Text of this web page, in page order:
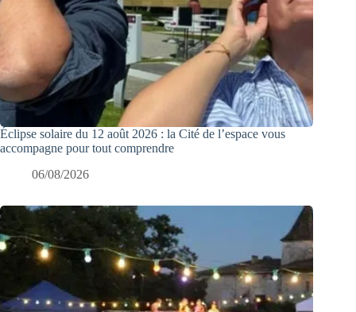
Éclipse solaire du 12 août 2026 : la Cité de l’espace vous
accompagne pour tout comprendre
06/08/2026